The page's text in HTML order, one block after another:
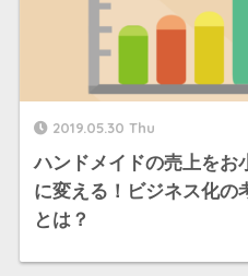
2019.05.30 Thu
ハンドメイドの売上をお
に変える！ビジネス化の
とは？